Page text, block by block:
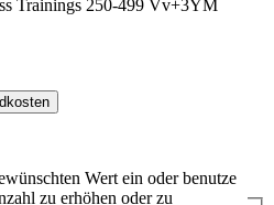
Wert ein oder benutze
zu erhöhen oder zu